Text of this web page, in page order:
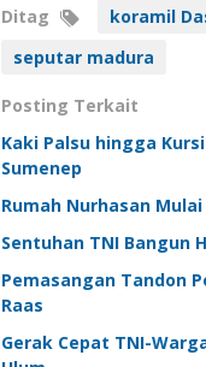
Ditag koramil
seputar madura
Posting Terkait
Kaki Palsu hingga
Sumenep
Rumah Nurhasan
Sentuhan TNI Bangun
Pemasangan Tandon
Raas
Gerak Cepat TNI-